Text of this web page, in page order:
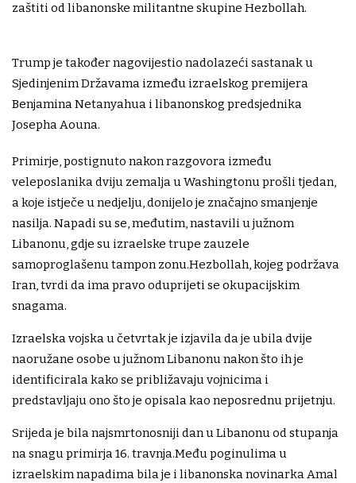
zaštiti od libanonske militantne skupine Hezbollah.
Trump je također nagovijestio nadolazeći sastanak u
Sjedinjenim Državama između izraelskog premijera
Benjamina Netanyahua i libanonskog predsjednika
Josepha Aouna.
Primirje, postignuto nakon razgovora između
veleposlanika dviju zemalja u Washingtonu prošli tjedan,
a koje istječe u nedjelju, donijelo je značajno smanjenje
nasilja. Napadi su se, međutim, nastavili u južnom
Libanonu, gdje su izraelske trupe zauzele
samoproglašenu tampon zonu.Hezbollah, kojeg podržava
Iran, tvrdi da ima pravo oduprijeti se okupacijskim
snagama.
Izraelska vojska u četvrtak je izjavila da je ubila dvije
naoružane osobe u južnom Libanonu nakon što ih je
identificirala kako se približavaju vojnicima i
predstavljaju ono što je opisala kao neposrednu prijetnju.
Srijeda je bila najsmrtonosniji dan u Libanonu od stupanja
na snagu primirja 16. travnja.Među poginulima u
izraelskim napadima bila je i libanonska novinarka Amal